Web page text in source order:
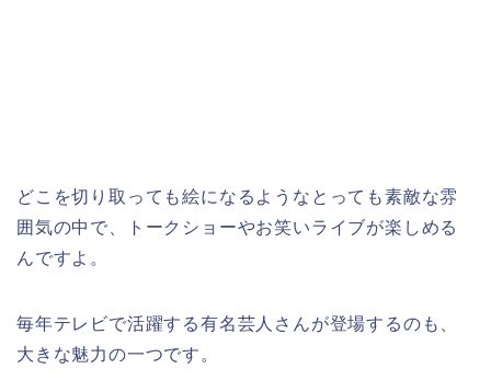
どこを切り取っても絵になるようなとっても素敵な雰
囲気の中で、トークショーやお笑いライブが楽しめる
んですよ。
毎年テレビで活躍する有名芸人さんが登場するのも、
大きな魅力の一つです。